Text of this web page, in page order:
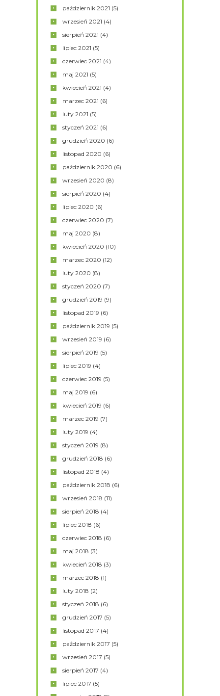
październik2021 (5)
wrzesień2021 (4)
sierpień2021 (4)
lipiec2021 (5)
czerwiec2021 (4)
maj2021 (5)
kwiecień2021 (4)
marzec2021 (6)
luty2021 (5)
styczeń2021 (6)
grudzień2020 (6)
listopad2020 (6)
październik2020 (6)
wrzesień2020 (8)
sierpień2020 (4)
lipiec2020 (6)
czerwiec2020 (7)
maj2020 (8)
kwiecień2020 (10)
marzec2020 (12)
luty2020 (8)
styczeń2020 (7)
grudzień2019 (9)
listopad2019 (6)
październik2019 (5)
wrzesień2019 (6)
sierpień2019 (5)
lipiec2019 (4)
czerwiec2019 (5)
maj2019 (6)
kwiecień2019 (6)
marzec2019 (7)
luty2019 (4)
styczeń2019 (8)
grudzień2018 (6)
listopad2018 (4)
październik2018 (6)
wrzesień2018 (11)
sierpień2018 (4)
lipiec2018 (6)
czerwiec2018 (6)
maj2018 (3)
kwiecień2018 (3)
marzec2018 (1)
luty2018 (2)
styczeń2018 (6)
grudzień2017 (5)
listopad2017 (4)
październik2017 (5)
wrzesień2017 (5)
sierpień2017 (4)
lipiec2017 (5)